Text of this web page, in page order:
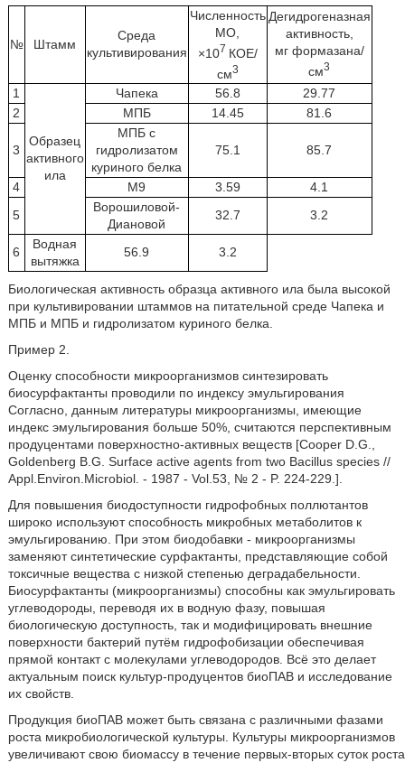
№ Штамм
Среда
культивирования
Численность
МО,
×107 КОЕ/
см3
Дегидрогеназная
активность,
мг формазана/
см3
1
Образец
активного
ила
Чапека 56.8
29.77
2
МПБ 14.45 81.6
3
МПБ с
гидролизатом
куриного белка
75.1 85.7
4 М9 3.59
4.1
5
Ворошиловой-
Диановой
32.7 3.2
6
Водная
вытяжка
56.9 3.2
Биологическая активность образца активного ила была высокой
при культивировании штаммов на питательной среде Чапека и
МПБ и МПБ и гидролизатом куриного белка.
Пример 2.
Оценку способности микроорганизмов синтезировать
биосурфактанты проводили по индексу эмульгирования
Согласно, данным литературы микроорганизмы, имеющие
индекс эмульгирования больше 50%, считаются перспективным
продуцентами поверхностно-активных веществ [Cooper D.G.,
Goldenberg B.G. Surface active agents from two Bacillus species //
Appl.Environ.Microbiol. - 1987 - Vol.53, № 2 - P. 224-229.].
Для повышения биодоступности гидрофобных поллютантов
широко используют способность микробных метаболитов к
эмульгированию. При этом биодобавки - микроорганизмы
заменяют синтетические сурфактанты, представляющие собой
токсичные вещества с низкой степенью деградабельности.
Биосурфактанты (микроорганизмы) способны как эмульгировать
углеводороды, переводя их в водную фазу, повышая
биологическую доступность, так и модифицировать внешние
поверхности бактерий путём гидрофобизации обеспечивая
прямой контакт с молекулами углеводородов. Всё это делает
актуальным поиск культур-продуцентов биоПАВ и исследование
их свойств.
Продукция биоПАВ может быть связана с различными фазами
роста микробиологической культуры. Культуры микроорганизмов
увеличивают свою биомассу в течение первых-вторых суток роста